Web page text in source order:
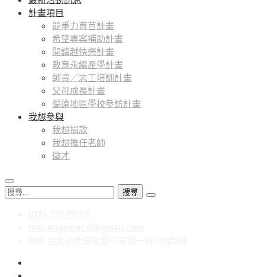
計畫項目
競爭力育苗計畫
希望專案補助計畫
閱讀越快樂計畫
教育永續產學計畫
師資／志工培訓計畫
父母成長計畫
偏遠地區學校參訪計畫
我想參與
我想捐款
我想擔任老師
徵才
搜